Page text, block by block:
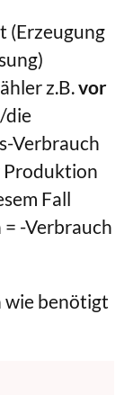
(Erzeugung
z.B.vor
die
Verbrauch
Produktion
Fall
-Verbrauch
wie benötigt